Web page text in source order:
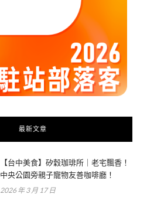
最新文章
【台中美食】矽穀珈琲所｜老宅飄香！
中央公園旁親子寵物友善咖啡廳！
2026 年 3 月 17 日